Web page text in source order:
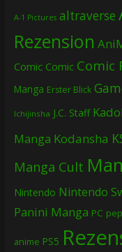
A-1 Pictures altraverse
Rezension
Comic Comic Comic
Manga Erster Blick
Ichijinsha J.C. Staff
Manga Kodansha
Manga Cult
Nintendo Nintendo
Panini Manga PC
anime PS5